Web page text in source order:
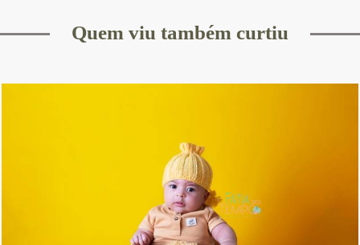
Quem viu também curtiu